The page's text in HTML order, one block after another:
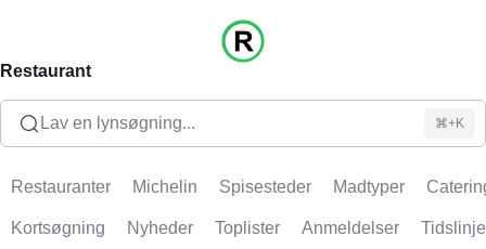
Restaurant
Lav en lynsøgning... ⌘+K
Restauranter Michelin Spisesteder Madtyper
Kortsøgning Nyheder Toplister Anmeldelser Tidslinje